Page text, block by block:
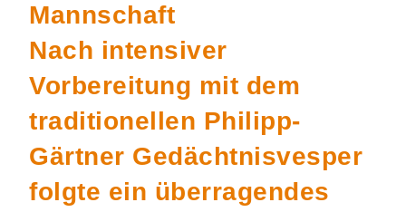
Mannschaft
Nach intensiver
Vorbereitung mit dem
traditionellen Philipp-
Gärtner Gedächtnisvesper
folgte ein überragendes